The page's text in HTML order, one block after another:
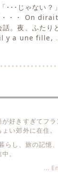
･･･じゃない？
・・・ On
話。夜、ふたり
y a une fille,
好きすぎてフラ
い郊外に在住。
し、旅の記憶
。
...